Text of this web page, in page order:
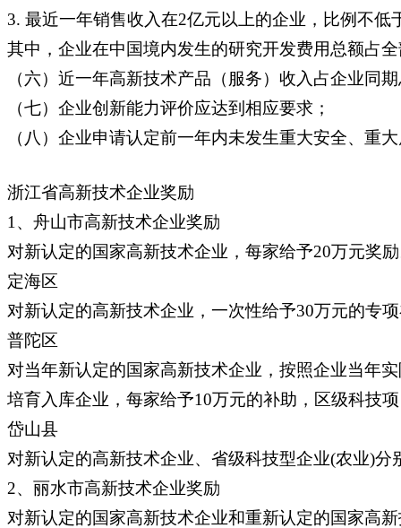
3. 最近一年销售收入在2亿元以上的企业，比例不低
其中，企业在中国境内发生的研究开发费用总额占
（六）近一年高新技术产品（服务）收入占企业同
（七）企业创新能力评价应达到相应要求；
（八）企业申请认定前一年内未发生重大安全、重
浙江省高新技术企业奖励
1、舟山市高新技术企业奖励
对新认定的国家高新技术企业，每家给予20万元奖
定海区
对新认定的高新技术企业，一次性给予30万元的专
普陀区
对当年新认定的国家高新技术企业，按照企业当年
培育入库企业，每家给予10万元的补助，区级科技
岱山县
对新认定的高新技术企业、省级科技型企业(农业)
2、丽水市高新技术企业奖励
对新认定的国家高新技术企业和重新认定的国家高